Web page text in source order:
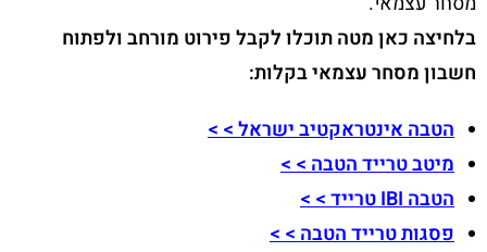
בלחיצה כאן מטה תוכלו לקבל פירוט מורחב ולפתוח
חשבון מסחר עצמאי בקלות:
הטבה אינטראקטיב ישראל > >
מיטב טרייד הטבה > >
הטבה IBI טרייד > >
פסגות טרייד הטבה > >